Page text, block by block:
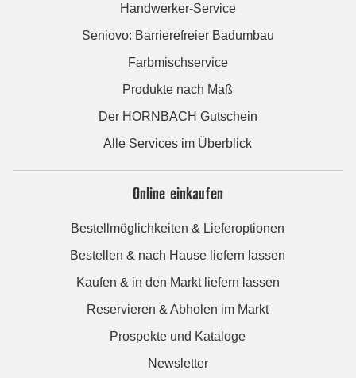
Handwerker-Service
Seniovo: Barrierefreier Badumbau
Farbmischservice
Produkte nach Maß
Der HORNBACH Gutschein
Alle Services im Überblick
Online einkaufen
Bestellmöglichkeiten & Lieferoptionen
Bestellen & nach Hause liefern lassen
Kaufen & in den Markt liefern lassen
Reservieren & Abholen im Markt
Prospekte und Kataloge
Newsletter